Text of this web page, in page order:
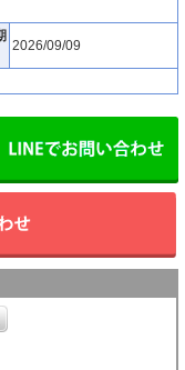
2026/09/09
い合わせ